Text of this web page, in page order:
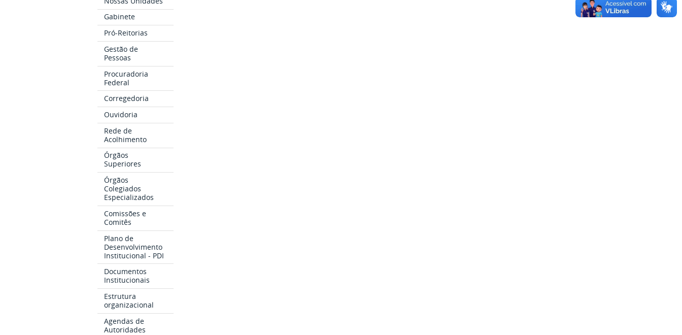
Gabinete
Pró-Reitorias
Gestão de
Pessoas
Procuradoria
Federal
Corregedoria
Ouvidoria
Rede de
Acolhimento
Órgãos
Superiores
Órgãos
Colegiados
Especializados
Comissões e
Comitês
Plano de
Desenvolvimento
Institucional - PDI
Documentos
Institucionais
Estrutura
organizacional
Agendas de
Autoridades